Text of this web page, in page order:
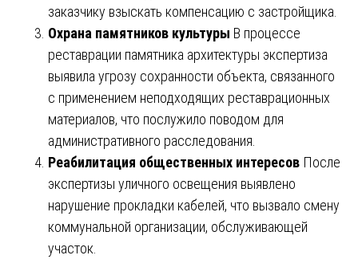
заказчику взыскать компенсацию с застройщика.
Охрана памятников культуры В процессе
реставрации памятника архитектуры экспертиза
выявила угрозу сохранности объекта, связанного
с применением неподходящих реставрационных
материалов, что послужило поводом для
административного расследования.
Реабилитация общественных интересов После
экспертизы уличного освещения выявлено
нарушение прокладки кабелей, что вызвало смену
коммунальной организации, обслуживающей
участок.